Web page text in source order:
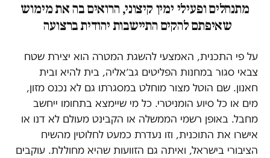
מתנחלים ופעילי ימין קיצוני, הרואים בה את מימוש
שאיפתם להקים התיישבות יהודית ברצועה
על פי התכנית, האמצעי להשגת המטרה הוא יצירת שטח
צבאי סגור במחנות הפליטים גב׳אליה, בית להיא ובית
חאנון. שם הוטל מצור מוחלט במסגרתו גם לא נכנס מזון,
מים או כל סיוע הומניטרי. כל מי שיימצא בתחומו ייחשב
מחבל. באופן רשמי הממשלה או הקבינט מעולם לא דנו או
אישרו את התוכנית, וזו נעדרת כמעט לחלוטין מהשיח
הציבורי בישראל, ואיתה גם הזוועות שהיא מחוללת. עוקבים